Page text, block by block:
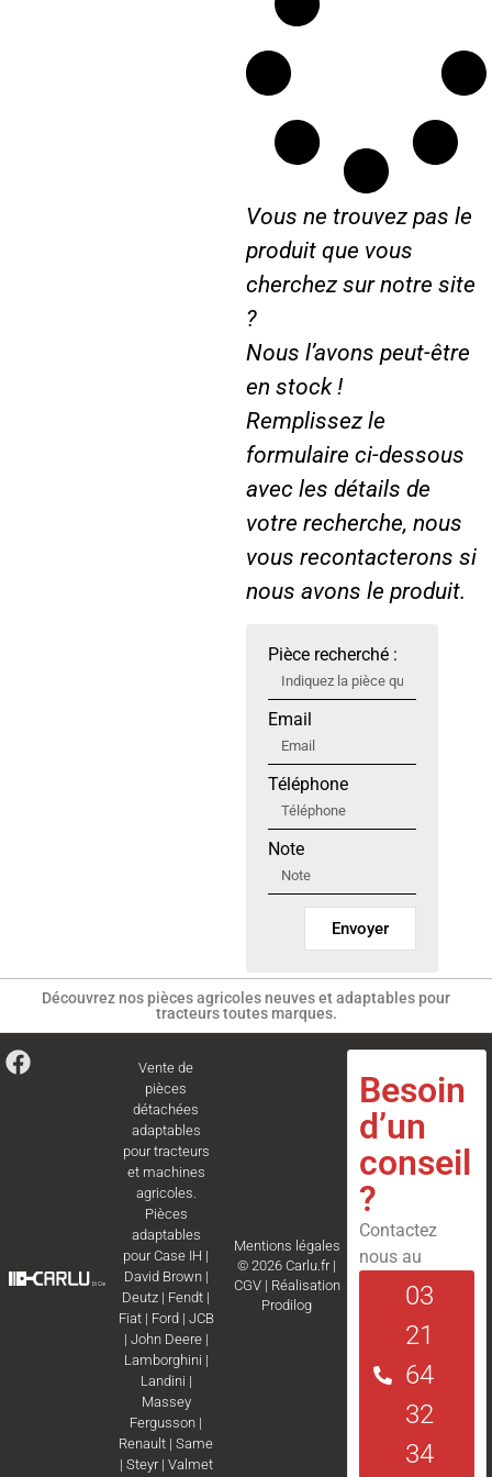
E
U
X
A
G
R
O
…
D
X
6
.
.
Vous ne trouvez pas le
produit que vous
cherchez sur notre site
?
Nous l’avons peut-être
en stock !
Remplissez le
formulaire ci-dessous
avec les détails de
votre recherche, nous
vous recontacterons si
nous avons le produit.
Pièce recherché :
Email
Téléphone
Note
Envoyer
Découvrez nos pièces agricoles neuves et adaptables pour
tracteurs toutes marques.
Vente de
pièces
détachées
adaptables
pour tracteurs
et machines
agricoles.
Pièces
adaptables
pourCase IH |
David Brown|
Deutz | Fendt |
Fiat| Ford | JCB
| John Deere|
Lamborghini |
Landini |
Massey
Fergusson |
Renault |Same
| Steyr| Valmet
Mentions légales
© 2026 Carlu.fr |
CGV| Réalisation
Prodilog
Besoin
d’un
conseil
?
Contactez
nous au
03
21
64
32
34